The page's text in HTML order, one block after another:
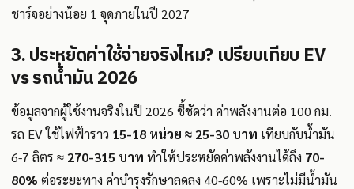
ชาร์จอย่างน้อย 1 จุดภายในปี 2027
3. ประหยัดค่าใช้จ่ายจริงไหม? เปรียบเทียบ EV
vs รถน้ำมัน 2026
ข้อมูลจากผู้ใช้งานจริงในปี 2026 ชี้ชัดว่า ค่าพลังงานต่อ 100 กม.
รถ EV ใช้ไฟฟ้าราว 15-18 หน่วย ≈ 25-30 บาท เทียบกับน้ำมัน
6-7 ลิตร ≈ 270-315 บาท ทำให้ประหยัดค่าพลังงานได้ถึง 70-
80% ต่อระยะทาง ค่าบำรุงรักษาลดลง 40-60% เพราะไม่มีน้ำมัน